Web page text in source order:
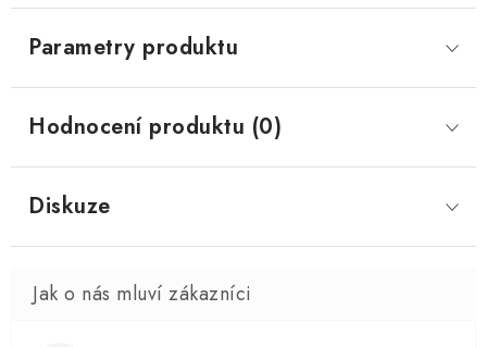
Parametry produktu
Hodnocení produktu (0)
Diskuze